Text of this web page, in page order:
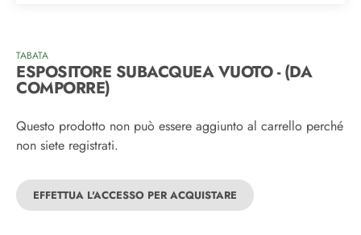
TABATA
ESPOSITORE SUBACQUEA VUOTO - (DA
COMPORRE)
Questo prodotto non può essere aggiunto al carrello perché
non siete registrati.
EFFETTUA L'ACCESSO PER ACQUISTARE